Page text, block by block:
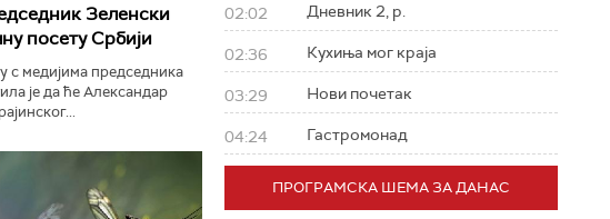
Зеленски
посету Србији
с медијима председника
је да ће Александар
02:02 Дневник 2, р.
02:36 Кухиња мог краја
03:29 Нови почетак
04:24 Гастромонад
ПРОГРАМСКА ШЕМА ЗА ДАНАС